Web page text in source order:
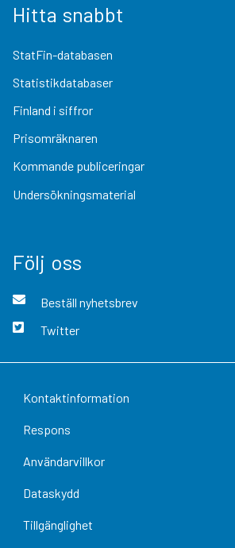
Hitta snabbt
StatFin-databasen
Statistikdatabaser
Finland i siffror
Prisomräknaren
Kommande publiceringar
Undersökningsmaterial
Följ oss
Beställ nyhetsbrev
Twitter
Kontaktinformation
Respons
Användarvillkor
Dataskydd
Tillgänglighet